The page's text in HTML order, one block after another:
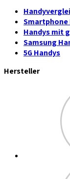
Handys mit
Samsung
5G Handys
Hersteller